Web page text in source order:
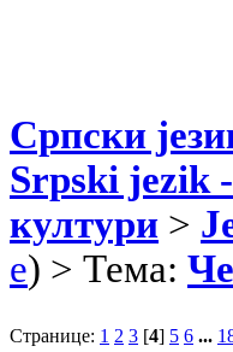
Српски
Srpski jezik
култури >
e) > Тема:
Странице: 1 2 3 [4] 5 6 ...